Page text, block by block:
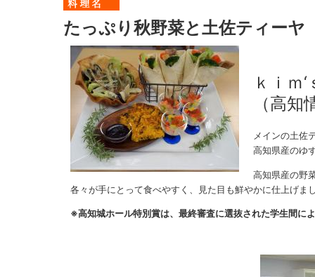
たっぷり秋野菜と土佐ティーヤ
ｋｉｍ
（高
メインの土佐
高知県産のゆ
高知県産の野
各々が手にとって食べやすく、見た目も鮮やかに仕上げま
※高知城ホール特別賞は、最終審査に選抜された学生間に